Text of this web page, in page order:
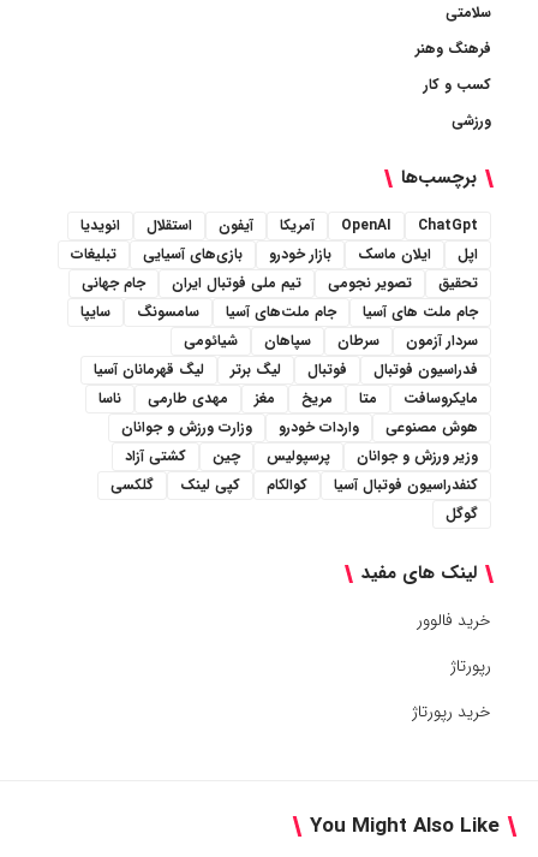
سلامتی
فرهنگ وهنر
کسب و کار
ورزشی
برچسب‌ها
ChatGpt
OpenAI آمریکا آیفون استقلال
انویدیا
اپل
ایلان ماسک بازار خودرو بازی‌های آسیایی
تبلیغات
تحقیق
تصویر نجومی تیم ملی فوتبال ایران
جام جهانی
جام ملت های آسیا
جام ملت‌های آسیا سامسونگ
سایپا
سردار آزمون
سرطان سپاهان
شیائومی
فدراسیون فوتبال
فوتبال لیگ برتر
لیگ قهرمانان آسیا
مایکروسافت
متا مریخ مغز مهدی طارمی
ناسا
هوش مصنوعی
واردات خودرو
وزارت ورزش و جوانان
وزیر ورزش و جوانان
پرسپولیس چین
کشتی آزاد
کنفدراسیون فوتبال آسیا
کوالکام کپی لینک
گلکسی
گوگل
لینک های مفید
خرید فالوور
رپورتاژ
خرید رپورتاژ
You Might Also Like